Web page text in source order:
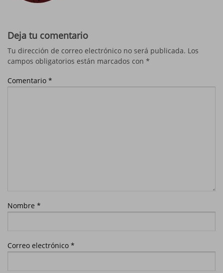
Deja tu comentario
Tu dirección de correo electrónico no será publicada. Los
campos obligatorios están marcados con *
Comentario *
Nombre *
Correo electrónico *